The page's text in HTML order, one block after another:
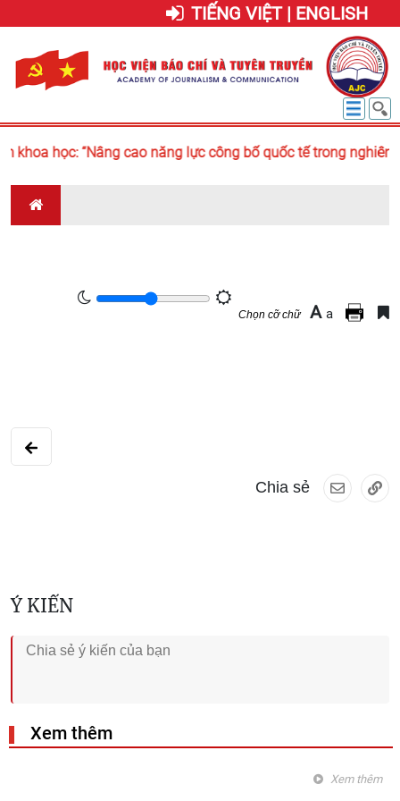
TIẾNG VIỆT | ENGLISH
khoa học: “Nâng cao năng lực công bố quốc tế trong nghiên
Chọn cỡ chữ A a
Chia sẻ
Ý KIẾN
Xem thêm
Xem thêm